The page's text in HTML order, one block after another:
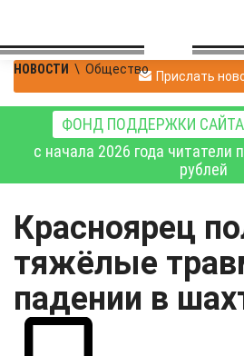
НОВОСТИ \ Общество Прислать
ФОНД ПОДДЕРЖКИ САЙТА
с начала 2026 года читатели
рублей
Красноярец
тяжёлые
падении в